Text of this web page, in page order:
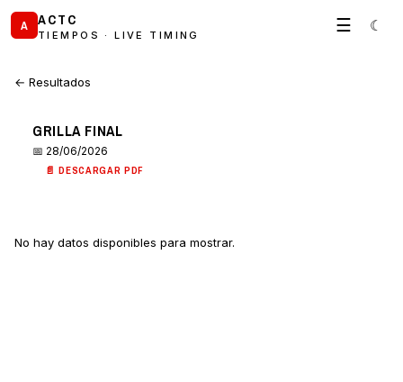
A ACTC
TIEMPOS · LIVE TIMING ☰ ☾
← Resultados
GRILLA FINAL
📅 28/06/2026
📄 DESCARGAR PDF
No hay datos disponibles para mostrar.